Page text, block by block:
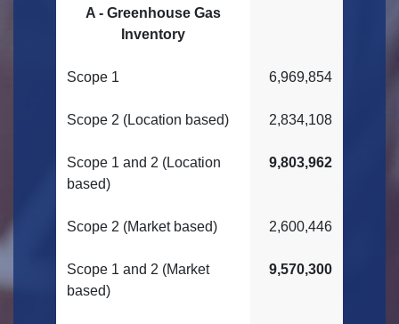
A - Greenhouse Gas
Inventory
Scope 1 6,969,854
Scope 2 (Location based) 2,834,108
Scope 1 and 2 (Location
based)
9,803,962
Scope 2 (Market based) 2,600,446
Scope 1 and 2 (Market
based)
9,570,300